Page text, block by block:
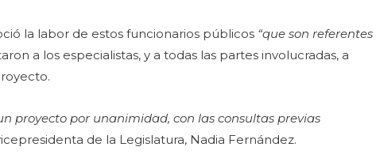
la labor de estos funcionarios públicos “que son referentes
a los especialistas, y a todas las partes involucradas, a
proyecto por unanimidad, con las consultas previas
de la Legislatura, Nadia Fernández.